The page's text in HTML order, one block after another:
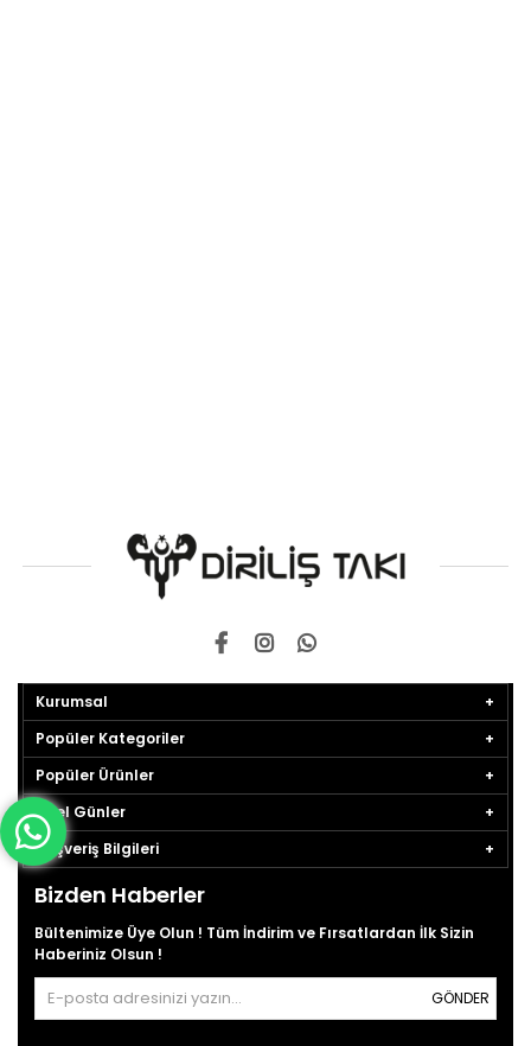
Kurumsal
Popüler Kategoriler
Popüler Ürünler
Özel Günler
Alışveriş Bilgileri
Bizden Haberler
Bültenimize Üye Olun ! Tüm İndirim ve Fırsatlardan İlk Sizin
Haberiniz Olsun !
GÖNDER